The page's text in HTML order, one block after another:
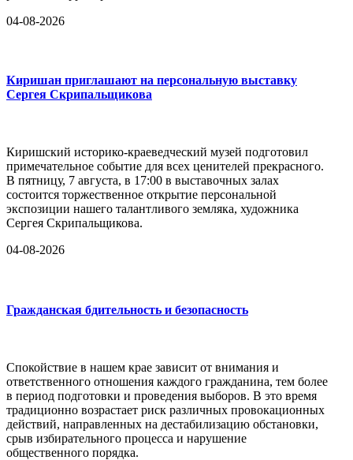
04-08-2026
Киришан приглашают на персональную выставку
Сергея Скрипальщикова
Киришский историко-краеведческий музей подготовил
примечательное событие для всех ценителей прекрасного.
В пятницу, 7 августа, в 17:00 в выставочных залах
состоится торжественное открытие персональной
экспозиции нашего талантливого земляка, художника
Сергея Скрипальщикова.
04-08-2026
Гражданская бдительность и безопасность
Спокойствие в нашем крае зависит от внимания и
ответственного отношения каждого гражданина, тем более
в период подготовки и проведения выборов. В это время
традиционно возрастает риск различных провокационных
действий, направленных на дестабилизацию обстановки,
срыв избирательного процесса и нарушение
общественного порядка.